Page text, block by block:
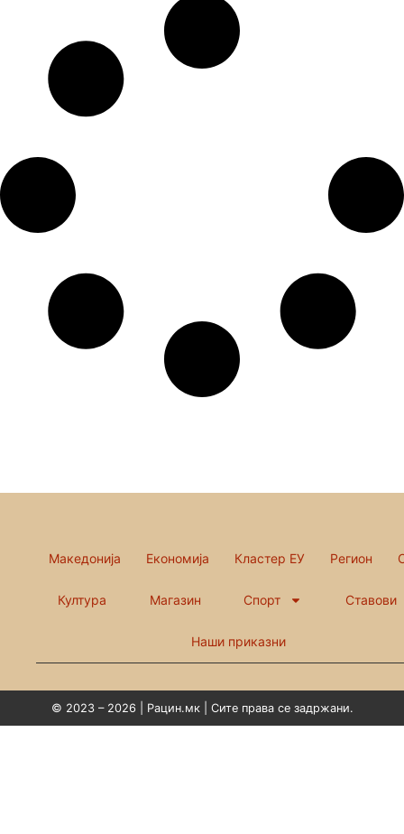
Македонија Економија Кластер ЕУ Регион
Култура Магазин Спорт Ставови
Наши приказни
© 2023 – 2026 | Рацин.мк | Сите права се задржани.